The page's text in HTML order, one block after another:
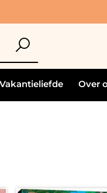
Vakantieliefde Over